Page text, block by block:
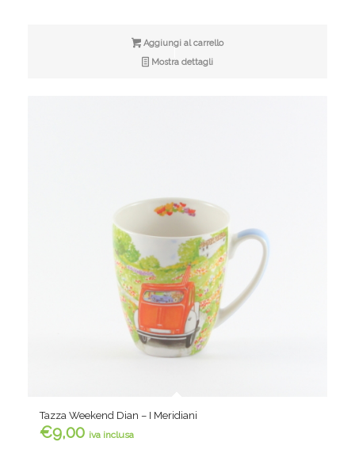
Aggiungi al carrello
Mostra dettagli
Tazza Weekend Dian – I Meridiani
€9,00 iva inclusa